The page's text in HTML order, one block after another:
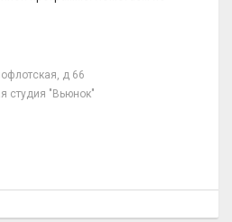
д 66
студия "Вьюнок"